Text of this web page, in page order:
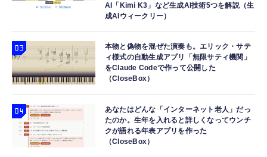
AI「Kimi K3」など生成AI技術5つを解説（生
成AIウィークリー）
本物と偽物を混ぜた演奏も。エリック・サテ
ィ様式の自動生成アプリ「無限サティ機関」
をClaude Codeで作って公開した
（CloseBox）
あなたはどんな「インターネット老人」だっ
たのか。生年を入れると詳しくなってウンチ
クが語れる年表アプリを作った
（CloseBox）